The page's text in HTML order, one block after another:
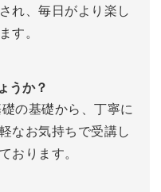
れ、毎日がより楽し
す。
うか？
の基礎から、丁寧に
なお気持ちで受講し
おります。